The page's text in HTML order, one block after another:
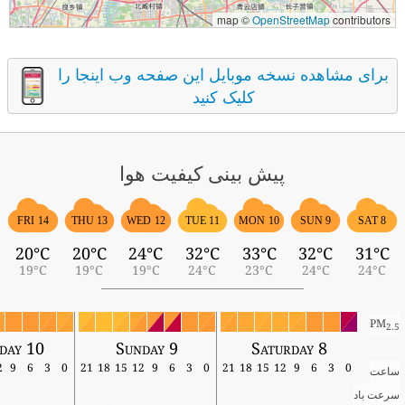
map ©OpenStreetMapcontributors
برای مشاهده نسخه موبایل این صفحه وب اینجا را
کلیک کنید
پیش بینی کیفیت هوا
SAT 8
31°C
24°C
SUN 9
32°C
24°C
MON 10
33°C
23°C
TUE 11
32°C
24°C
WED 12
24°C
19°C
THU 13
20°C
19°C
FRI 14
20°C
19°C
PM2.5
Saturday 8
Sunday 9
10
ساعت 0
3
6
9
12
15
18
21
0
3
6
9
12
15
18
21
0
3
6
9
سرعت باد